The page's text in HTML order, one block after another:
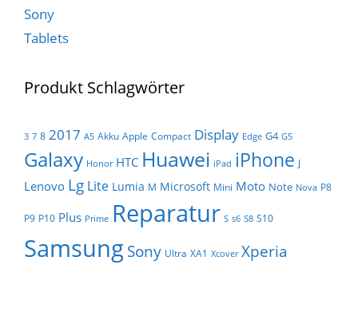
Sony
Tablets
Produkt Schlagwörter
3 7 8 2017 A5 Akku Apple Compact Display Edge G4 G5
Galaxy Honor HTC Huawei iPad iPhone J
Lenovo Lg Lite Lumia M Microsoft Mini Moto Note Nova P8
P9 P10 Plus Prime Reparatur S s6 S8 S10
Samsung Sony Ultra XA1 Xcover Xperia